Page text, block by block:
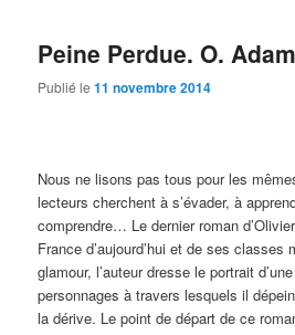
Peine Perdue. O. Adam
Publié le11 novembre 2014
Nous ne lisons pas tous pour les
lecteurs cherchent à s’évader, à
comprendre… Le dernier roman
France d’aujourd’hui et de ses classes
glamour, l’auteur dresse le portrait
personnages à travers lesquels il
la dérive. Le point de départ de ce